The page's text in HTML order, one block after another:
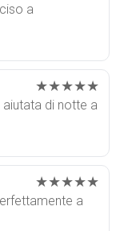
a
★★★★★
di notte a
★★★★★
a